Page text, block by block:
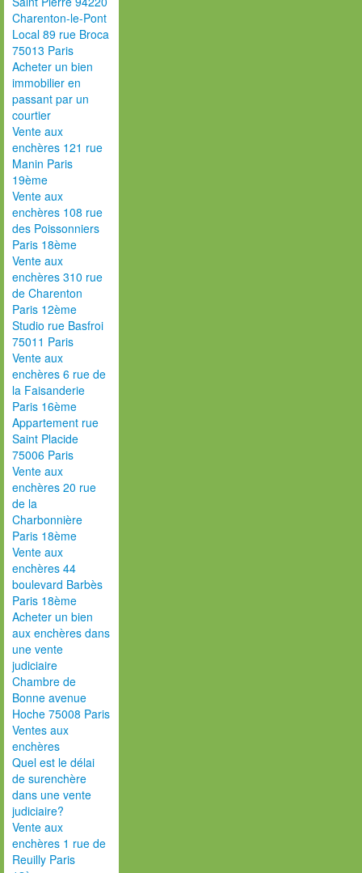
Charenton-le-Pont
Local 89 rue Broca
75013 Paris
Acheter un bien
immobilier en
passant par un
courtier
Vente aux
enchères 121 rue
Manin Paris
19ème
Vente aux
enchères 108 rue
des Poissonniers
Paris 18ème
Vente aux
enchères 310 rue
de Charenton
Paris 12ème
Studio rue Basfroi
75011 Paris
Vente aux
enchères 6 rue de
la Faisanderie
Paris 16ème
Appartement rue
Saint Placide
75006 Paris
Vente aux
enchères 20 rue
de la
Charbonnière
Paris 18ème
Vente aux
enchères 44
boulevard Barbès
Paris 18ème
Acheter un bien
aux enchères dans
une vente
judiciaire
Chambre de
Bonne avenue
Hoche 75008 Paris
Ventes aux
enchères
Quel est le délai
de surenchère
dans une vente
judiciaire?
Vente aux
enchères 1 rue de
Reuilly Paris